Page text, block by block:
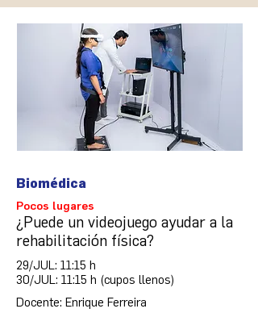
Biomédica
Pocos lugares
¿Puede un videojuego ayudar a la
rehabilitación física?
29/JUL: 11:15 h
30/JUL: 11:15 h (cupos llenos)
Docente: Enrique Ferreira